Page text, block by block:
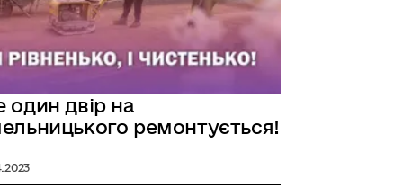
двір на
ремонтується!